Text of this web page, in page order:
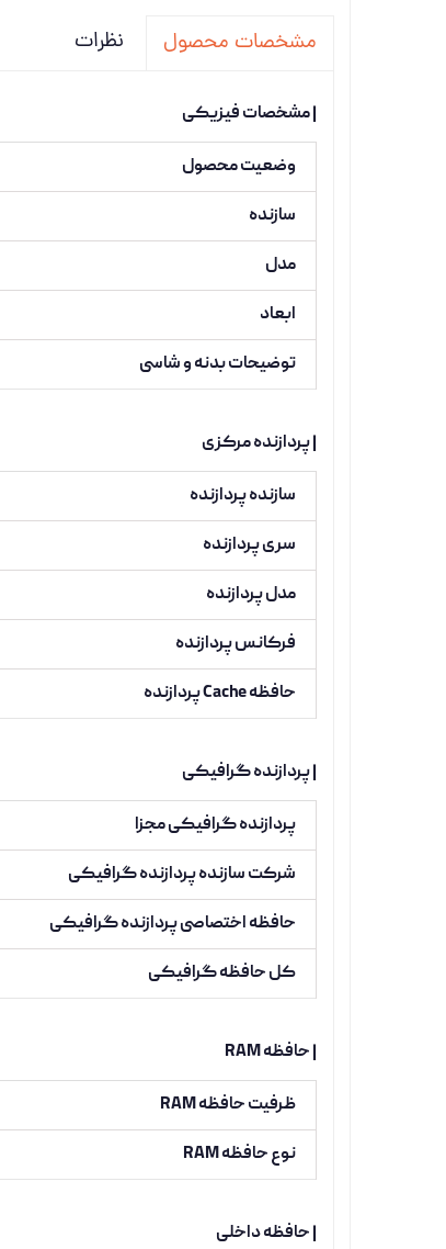
مشخصات محصول نظرات
| مشخصات فیزیکی
وضعیت محصول
سازنده
مدل
ابعاد
توضیحات بدنه و شاسی
| پردازنده مرکزی
سازنده پردازنده
سری پردازنده
مدل پردازنده
فرکانس پردازنده
حافظه Cache پردازنده
| پردازنده گرافیکی
پردازنده گرافیکی مجزا
شرکت سازنده پردازنده گرافیکی
حافظه اختصاصی پردازنده گرافیکی
کل حافظه گرافیکی
| حافظه RAM
ظرفیت حافظه RAM
نوع حافظه RAM
| حافظه داخلی